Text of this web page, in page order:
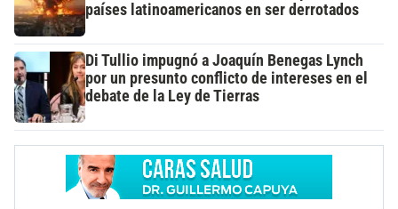
países latinoamericanos en ser derrotados
Di Tullio impugnó a Joaquín Benegas Lynch
por un presunto conflicto de intereses en el
debate de la Ley de Tierras